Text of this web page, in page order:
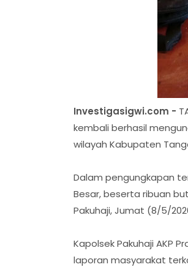
Investigasigwi.com -
kembali berhasil
wilayah Kabupaten
Dalam pengungkapan
Besar, beserta ribuan
Pakuhaji, Jumat (8/5/
Kapolsek Pakuhaji AKP
laporan masyarakat